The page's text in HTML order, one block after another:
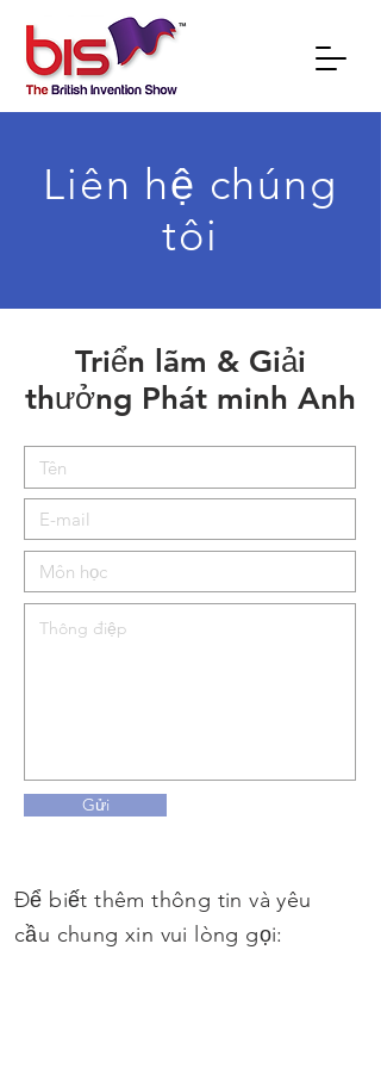
Liên hệ chúng
tôi
Triển lãm & Giải
thưởng Phát minh Anh
Gửi
Để biết thêm thông tin và yêu
cầu chung xin vui lòng gọi: